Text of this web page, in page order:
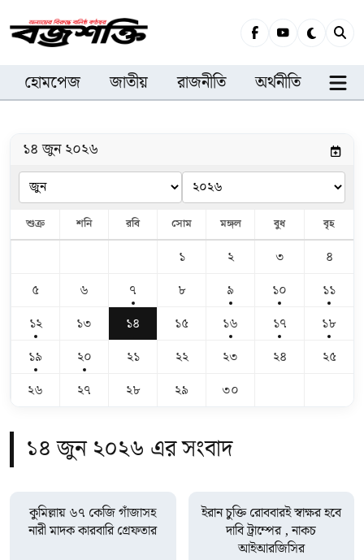
হোমপেজ জাতীয় রাজনীতি অর্থনীতি
১৪ জুন ২০২৬ এর সংবাদ
কুমিল্লায় ৬৭ কেজি গাঁজাসহ
নারী মাদক কারবারি গ্রেফতার
ইরান চুক্তি রোববারই স্বাক্ষর হবে
দাবি ট্রাম্পের , নাকচ
আইআরজিসির
১৪ জুন ২০২৬
শুক্র শনি রবি সোম মঙ্গল বুধ বৃহ
১ ২ ৩
৪
৫
৬ ৭ ৮ ৯ ১০
১১
১২
১৩ ১৪ ১৫ ১৬ ১৭
১৮
১৯
২০ ২১ ২২ ২৩ ২৪
২৫
২৬
২৭ ২৮ ২৯ ৩০